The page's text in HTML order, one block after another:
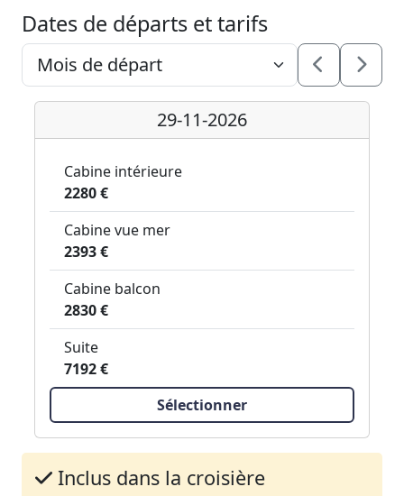
Dates de départs et tarifs
29-11-2026
Cabine intérieure
2280 €
Cabine vue mer
2393 €
Cabine balcon
2830 €
Suite
7192 €
Sélectionner
Inclus dans la croisière